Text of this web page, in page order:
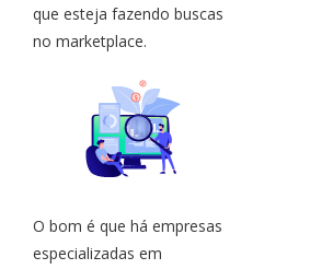
que esteja fazendo buscas
no marketplace.
O bom é que há empresas
especializadas em